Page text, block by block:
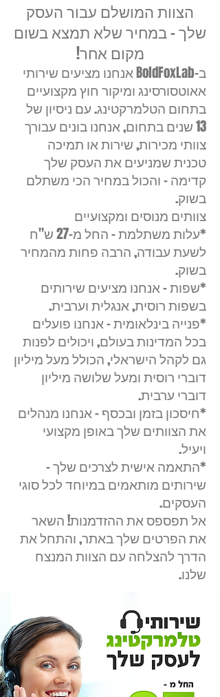
הצוות המושלם עבור העסק
שלך – במחיר שלא תמצא בשום
מקום אחר!
ב-BoldFoxLab אנחנו מציעים שירותי
אאוטסורסינג ומיקור חוץ מקצועיים
בתחום הטלמרקטינג. עם ניסיון של
13 שנים בתחום, אנחנו בונים עבורך
צוותי מכירות, שירות או תמיכה
טכנית שמניעים את העסק שלך
קדימה – והכול במחיר הכי משתלם
בשוק.
צוותים מנוסים ומקצועיים
*עלות משתלמת – החל מ-27 ש"ח
לשעת עבודה, הרבה פחות מהמחיר
בשוק.
*שפות – אנחנו מציעים שירותים
בשפות רוסית, אנגלית וערבית.
*פנייה בינלאומית – אנחנו פועלים
בכל המדינות בעולם, ויכולים לפנות
גם לקהל הישראלי, הכולל מעל מיליון
דוברי רוסית ומעל שלושה מיליון
דוברי ערבית.
*חיסכון בזמן ובכסף – אנחנו מנהלים
את הצוותים שלך באופן מקצועי
ויעיל.
*התאמה אישית לצרכים שלך –
שירותים מותאמים במיוחד לכל סוגי
העסקים.
אל תפספס את ההזדמנות! השאר
את הפרטים שלך באתר, והתחל את
הדרך להצלחה עם הצוות המנצח
שלנו.